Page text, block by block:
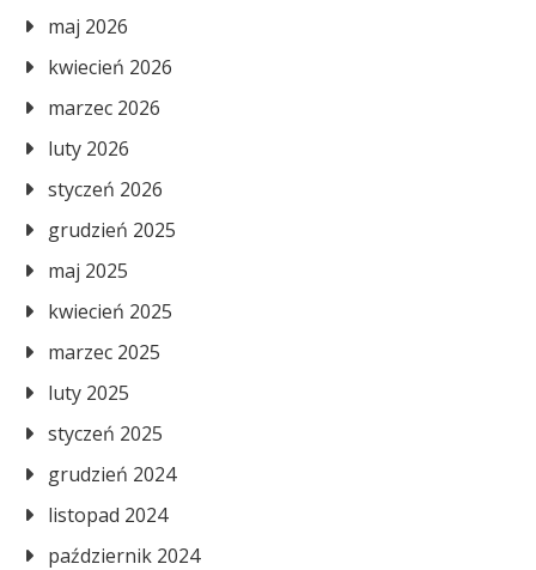
maj 2026
kwiecień 2026
marzec 2026
luty 2026
styczeń 2026
grudzień 2025
maj 2025
kwiecień 2025
marzec 2025
luty 2025
styczeń 2025
grudzień 2024
listopad 2024
październik 2024